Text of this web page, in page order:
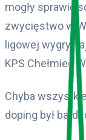
mogły sprawić
zwycięstwo w
ligowej
KPS Chełmiec
Chyba
doping był